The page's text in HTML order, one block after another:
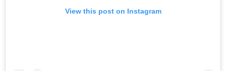
View this post on Instagram